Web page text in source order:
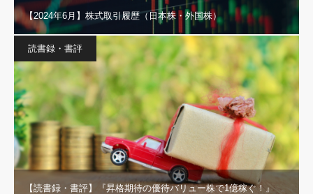
【2024年6月】株式取引履歴（日本株・外国株）
読書録・書評
【読書録・書評】『昇格期待の優待バリュー株で1億稼ぐ！』